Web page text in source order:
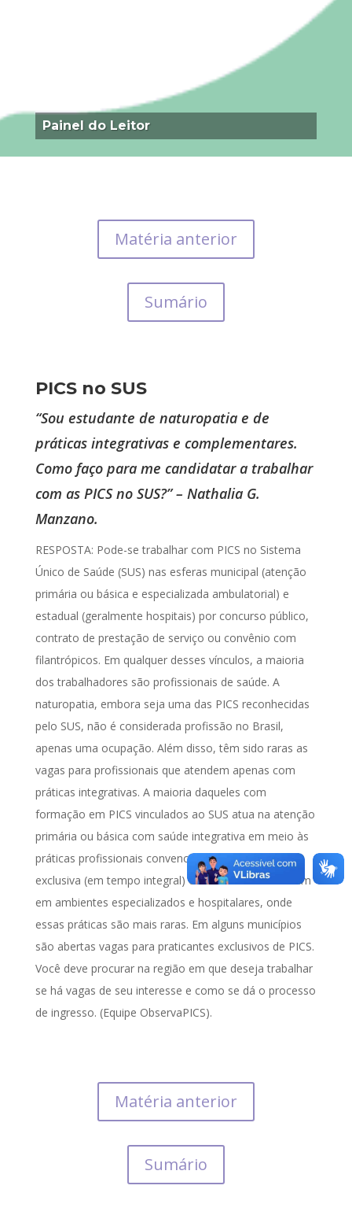
Painel do Leitor
Matéria anterior
Sumário
PICS no SUS
“Sou estudante de naturopatia e de
práticas integrativas e complementares.
Como faço para me candidatar a trabalhar
com as PICS no SUS?” – Nathalia G.
Manzano.
RESPOSTA: Pode-se trabalhar com PICS no Sistema
Único de Saúde (SUS) nas esferas municipal (atenção
primária ou básica e especializada ambulatorial) e
estadual (geralmente hospitais) por concurso público,
contrato de prestação de serviço ou convênio com
filantrópicos. Em qualquer desses vínculos, a maioria
dos trabalhadores são profissionais de saúde. A
naturopatia, embora seja uma das PICS reconhecidas
pelo SUS, não é considerada profissão no Brasil,
apenas uma ocupação. Além disso, têm sido raras as
vagas para profissionais que atendem apenas com
práticas integrativas. A maioria daqueles com
formação em PICS vinculados ao SUS atua na atenção
primária ou básica com saúde integrativa em meio às
práticas profissionais convencionais. A assistência
exclusiva (em tempo integral) em PICS é mais comum
em ambientes especializados e hospitalares, onde
essas práticas são mais raras. Em alguns municípios
são abertas vagas para praticantes exclusivos de PICS.
Você deve procurar na região em que deseja trabalhar
se há vagas de seu interesse e como se dá o processo
de ingresso. (Equipe ObservaPICS).
Matéria anterior
Sumário